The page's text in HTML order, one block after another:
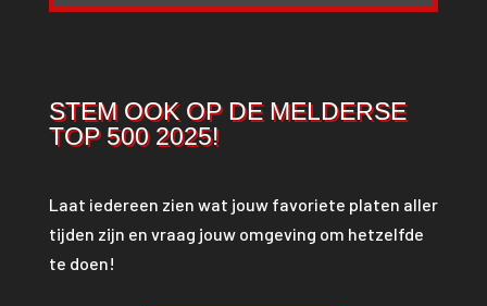
STEM OOK OP DE MELDERSE
TOP 500 2025!
Laat iedereen zien wat jouw favoriete platen aller
tijden zijn en vraag jouw omgeving om hetzelfde
te doen!